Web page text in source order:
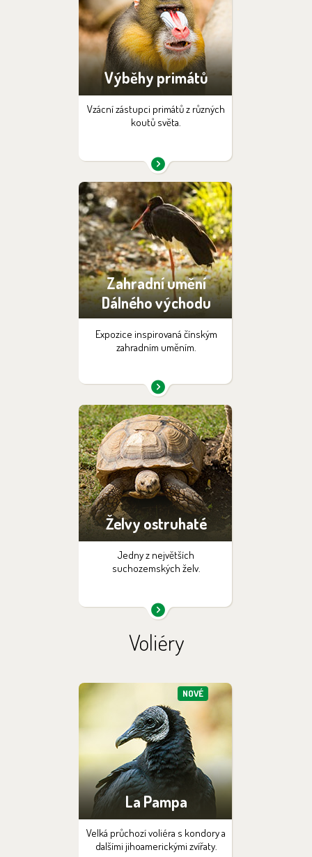
Výběhy primátů
Vzácní zástupci primátů z různých
koutů světa.
Zahradní umění
Dálného východu
Expozice inspirovaná čínským
zahradním uměním.
Želvy ostruhaté
Jedny z největších
suchozemských želv.
Voliéry
NOVÉ
La Pampa
Velká průchozí voliéra s kondory a
dalšími jihoamerickými zvířaty.